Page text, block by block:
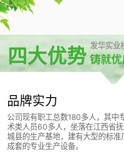
四大优势 发华实业
铸就
品牌实力
公司现有职工总数180多人，其中
术类人员60多人，坐落在江西省
城县的生产基地，建有大型的标准
成套的专业生产设备。